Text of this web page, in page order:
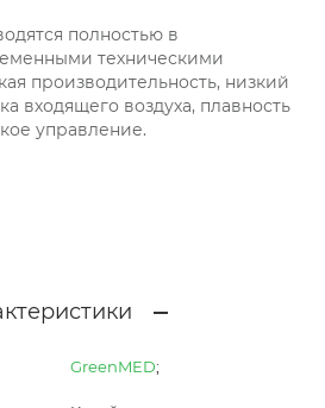
полностью в
техническими
производительность, низкий
входящего воздуха, плавность
управление.
GreenMED;